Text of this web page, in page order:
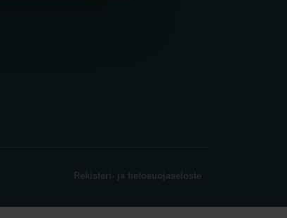
Rekisteri- ja tietosuojaseloste